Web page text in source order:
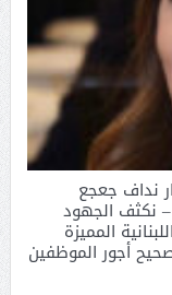
نداف جعجع
نكثف الجهود
– الدراما اللبنانية المميزة
أجور الموظفين